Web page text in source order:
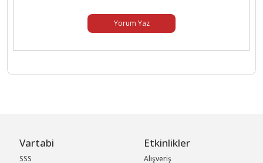
Yorum Yaz
Vartabi
SSS
Etkinlikler
Alışveriş